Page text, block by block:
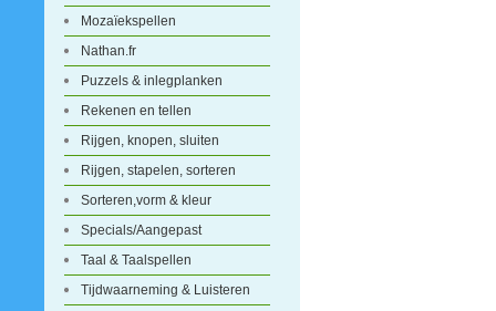
Mozaïekspellen
Nathan.fr
Puzzels & inlegplanken
Rekenen en tellen
Rijgen, knopen, sluiten
Rijgen, stapelen, sorteren
Sorteren,vorm & kleur
Specials/Aangepast
Taal & Taalspellen
Tijdwaarneming & Luisteren